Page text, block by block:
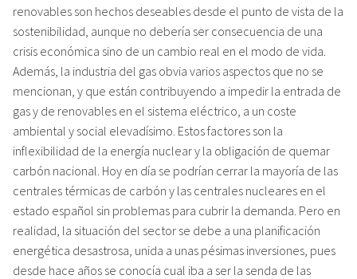
renovables son hechos deseables desde el punto de vista de la
sostenibilidad, aunque no debería ser consecuencia de una
crisis económica sino de un cambio real en el modo de vida.
Además, la industria del gas obvia varios aspectos que no se
mencionan, y que están contribuyendo a impedir la entrada de
gas y de renovables en el sistema eléctrico, a un coste
ambiental y social elevadísimo. Estos factores son la
inflexibilidad de la energía nuclear y la obligación de quemar
carbón nacional. Hoy en día se podrían cerrar la mayoría de las
centrales térmicas de carbón y las centrales nucleares en el
estado español sin problemas para cubrir la demanda. Pero en
realidad, la situación del sector se debe a una planificación
energética desastrosa, unida a unas pésimas inversiones, pues
desde hace años se conocía cual iba a ser la senda de las